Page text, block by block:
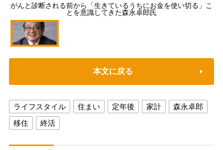
がんと診断される前から「生きているうちにお金を使い切る」こ
とを意識してきた森永卓郎氏
本文に戻る
ライフスタイル 住まい 定年後 家計
森永卓郎
移住
終活